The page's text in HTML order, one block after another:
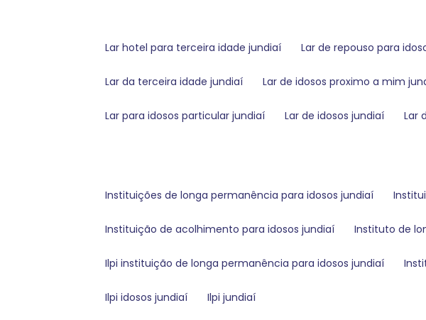
lar hotel para terceira idade jundiaí lar de repouso para
lar da terceira idade jundiaí lar de idosos proximo a mim
lar para idosos particular jundiaí lar de idosos jundiaí lar
instituições de longa permanência para idosos jundiaí
instituição de acolhimento para idosos jundiaí instituto de
ilpi instituição de longa permanência para idosos jundiaí
ilpi idosos jundiaí ilpi jundiaí